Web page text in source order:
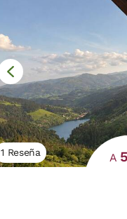
1 Reseña A 5